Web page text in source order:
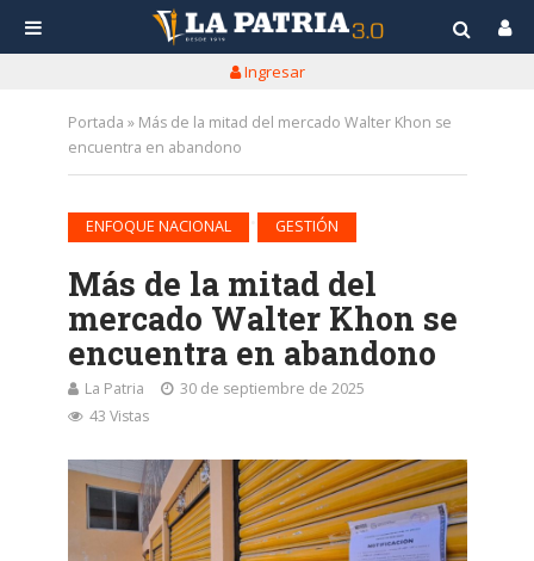
Ingresar
Portada » Más de la mitad del mercado Walter Khon se
encuentra en abandono
ENFOQUE NACIONAL GESTIÓN
Más de la mitad del
mercado Walter Khon se
encuentra en abandono
La Patria
30 de septiembre de 2025
43 Vistas